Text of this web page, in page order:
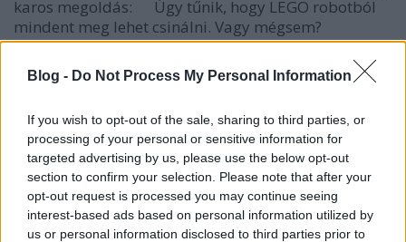
Blog - Do Not Process My Personal Information
If you wish to opt-out of the sale, sharing to third parties, or
processing of your personal or sensitive information for
targeted advertising by us, please use the below opt-out
section to confirm your selection. Please note that after your
opt-out request is processed you may continue seeing
interest-based ads based on personal information utilized by
us or personal information disclosed to third parties prior to
karos megoldás: Úgy tűnik, hogy LEGO robotból
mindent meg lehet csinálni. Vagy mégsem?